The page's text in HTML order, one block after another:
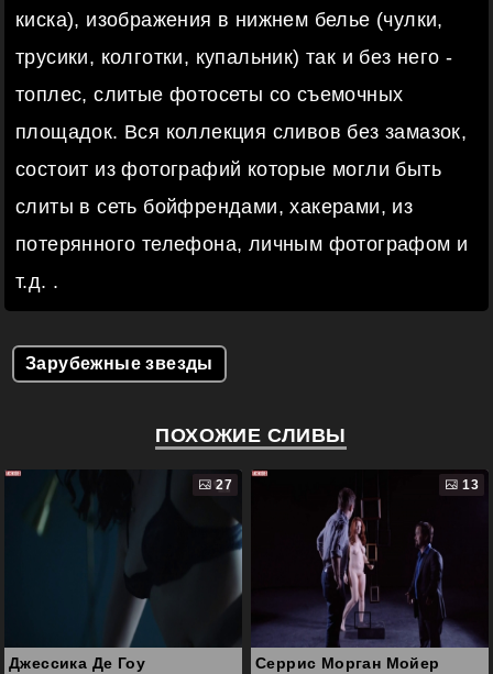
киска), изображения в нижнем белье (чулки,
трусики, колготки, купальник) так и без него -
топлес, слитые фотосеты со съемочных
площадок. Вся коллекция сливов без замазок,
состоит из фотографий которые могли быть
слиты в сеть бойфрендами, хакерами, из
потерянного телефона, личным фотографом и
т.д. .
Зарубежные звезды
ПОХОЖИЕ СЛИВЫ
27
Джессика Де Гоу
13
Серрис Морган Мойер